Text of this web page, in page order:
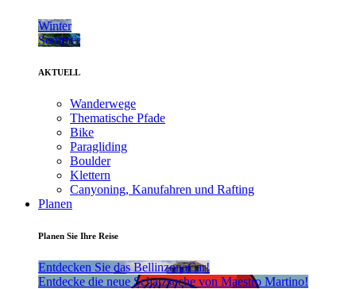
Winter
Sommer
AKTUELL
Wanderwege
Thematische Pfade
Bike
Paragliding
Boulder
Klettern
Canyoning, Kanufahren und Rafting
Planen
Planen Sie Ihre Reise
Entdecken Sie das BellinzonaCar!
Entdecke die neue Schatzsuche von Maestro Martino!